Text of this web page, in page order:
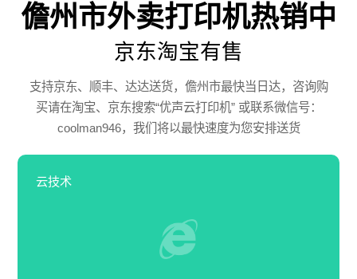
儋州市外卖打印机热销中
京东淘宝有售
支持京东、顺丰、达达送货，儋州市最快当日达，咨询购
买请在淘宝、京东搜索“优声云打印机” 或联系微信号：
coolman946，我们将以最快速度为您安排送货
云技术